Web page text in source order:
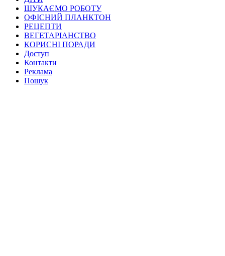
ШУКАЄМО РОБОТУ
ОФІСНИЙ ПЛАНКТОН
РЕЦЕПТИ
ВЕГЕТАРІАНСТВО
КОРИСНІ ПОРАДИ
Доступ
Контакти
Реклама
Пошук